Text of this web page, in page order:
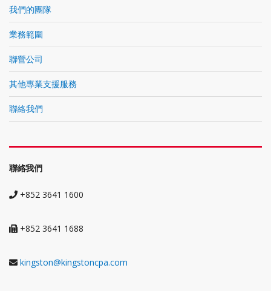
我們的團隊
業務範圍
聯營公司
其他專業支援服務
聯絡我們
聯絡我們
+852 3641 1600
+852 3641 1688
kingston@kingstoncpa.com